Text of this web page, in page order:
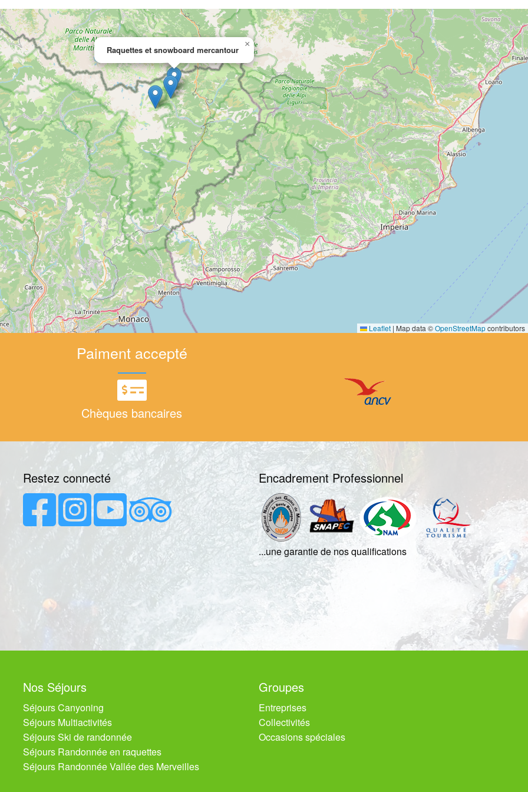
Raquettes et snowboard mercantour
×
Leaflet | Map data ©OpenStreetMapcontributors
Paiment accepté
Chèques bancaires
Restez connecté Encadrement Professionnel
...une garantie de nos qualifications
Nos Séjours
Séjours Canyoning
Séjours Multiactivités
Séjours Ski de randonnée
Séjours Randonnée en raquettes
Séjours Randonnée Vallée des Merveilles
Groupes
Entreprises
Collectivités
Occasions spéciales